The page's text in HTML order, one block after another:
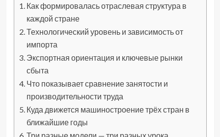
Как формировалась отраслевая структура в
каждой стране
Технологический уровень и зависимость от
импорта
Экспортная ориентация и ключевые рынки
сбыта
Что показывает сравнение занятости и
производительности труда
Куда движется машиностроение трёх стран в
ближайшие годы